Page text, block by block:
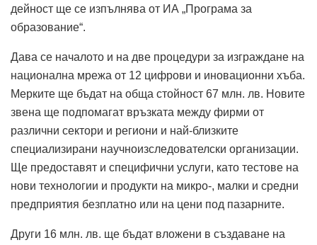
дейност ще се изпъл­нява от ИА „Програма за
образование“.
Дава се началото и на две процедури за изграждане на
национална мрежа от 12 цифрови и иновационни хъба.
Мерките ще бъдат на обща стойност 67 млн. лв. Новите
звена ще подпомагат връзката между фирми от
различни сектори и региони и най-близките
специализирани научноизследователски организации.
Ще предоставят и специфични услуги, като тестове на
нови технологии и продукти на микро-, малки и средни
предприятия безплатно или на цени под пазарните.
Други 16 млн. лв. ще бъдат вложени в създаване на